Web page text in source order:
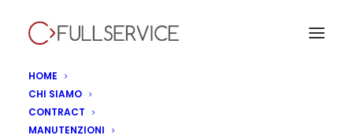
HOME
CHI SIAMO
CONTRACT
MANUTENZIONI